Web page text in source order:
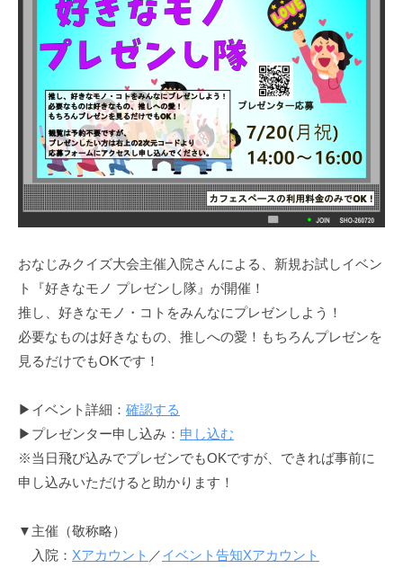
おなじみクイズ大会主催入院さんによる、新規お試しイベン
ト『好きなモノ プレゼンし隊』が開催！
推し、好きなモノ・コトをみんなにプレゼンしよう！
必要なものは好きなもの、推しへの愛！もちろんプレゼンを
見るだけでもOKです！
▶イベント詳細： 確認する
▶プレゼンター申し込み： 申し込む
※当日飛び込みでプレゼンでもOKですが、できれば事前に
申し込みいただけると助かります！
▼主催（敬称略）
入院： Xアカウント ／イベント告知Xアカウント